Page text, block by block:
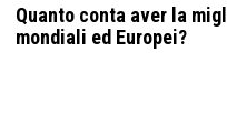
Quanto conta aver la
mondiali ed Europei?